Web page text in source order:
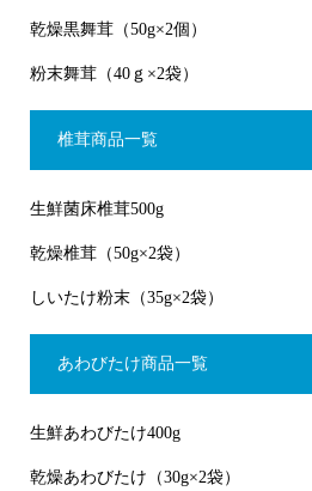
乾燥黒舞茸（50g×2個）
粉末舞茸（40ｇ×2袋）
椎茸商品一覧
生鮮菌床椎茸500g
乾燥椎茸（50g×2袋）
しいたけ粉末（35g×2袋）
あわびたけ商品一覧
生鮮あわびたけ400g
乾燥あわびたけ（30g×2袋）